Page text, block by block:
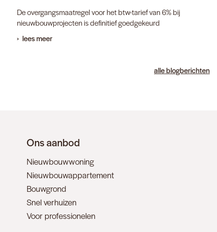
De overgangsmaatregel voor het btw-tarief van 6% bij
nieuwbouwprojecten is definitief goedgekeurd
lees meer
alle blogberichten
Ons aanbod
Nieuwbouwwoning
Nieuwbouwappartement
Bouwgrond
Snel verhuizen
Voor professionelen